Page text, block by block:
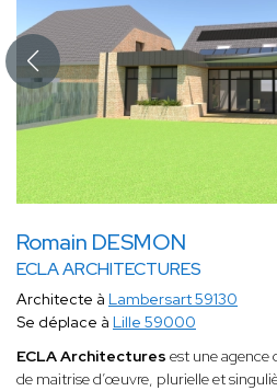
Romain DESMON
ECLA ARCHITECTURES
Architecte à Lambersart 59130
Se déplace à Lille 59000
ECLA Architectures est une agence
de maitrise d’œuvre, plurielle et